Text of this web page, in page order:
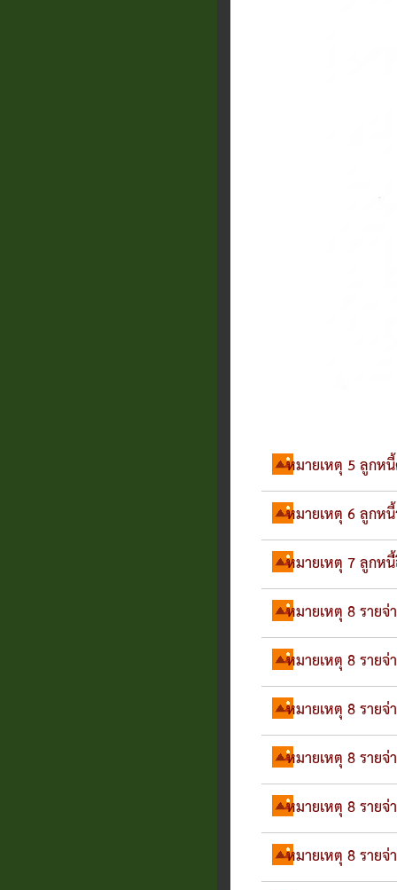
หมายเหตุ 5 ลูกห
หมายเหตุ 6 ลูกห
หมายเหตุ 7 ลูกห
หมายเหตุ 8 รายจ่
หมายเหตุ 8 รายจ่
หมายเหตุ 8 รายจ่
หมายเหตุ 8 รายจ่
หมายเหตุ 8 รายจ่
หมายเหตุ 8 รายจ่